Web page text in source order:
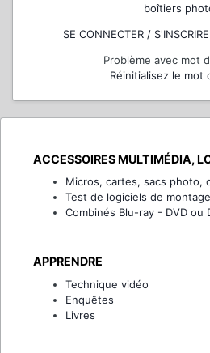
boîtiers
SE CONNECTER /
Problème avec mot
Réinitialisez le mot
ACCESSOIRES MULTIMÉDIA,
Micros, cartes, sacs photo,
Test de logiciels de montage
Combinés Blu-ray - DVD ou
APPRENDRE
Technique vidéo
Enquêtes
Livres